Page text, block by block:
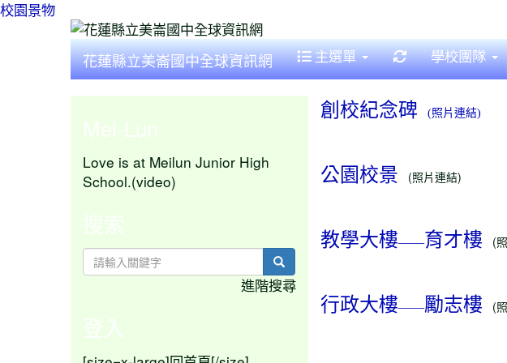
校園景物
花蓮縣立美崙國中全球資訊網 主選單 重新取得佈景設
學校團隊
創校紀念碑 (照片連結)
公園校景 (照片連結)
教學大樓――育才樓 (
行政大樓――勵志樓 (
Mei-Lun
Love is at Meilun Junior High
School.(video)
搜索
search
進階搜尋
登入